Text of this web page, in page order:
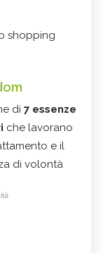
shopping
di 7 essenze
che lavorano
e il
di volontà